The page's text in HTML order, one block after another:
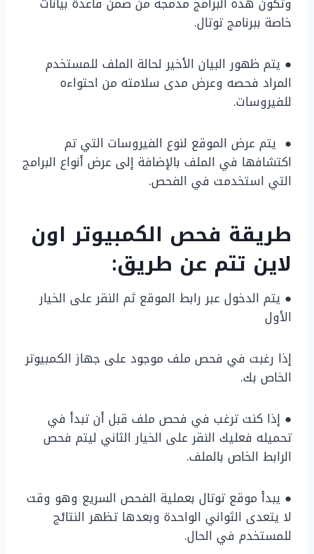
خاصة ببرنامج توتال.
● يتم ظهور البيان الأخير لحالة الملف للمستخدم
المراد فحصه وعرض مدى سلامته من احتواءه
للفيروسات.
● يتم عرض الموقع لنوع الفيروسات التي تم
اكتشافها في الملف بالإضافة إلى عرض أنواع البرامج
التي استخدمت في الفحص.
طريقة فحص الكمبيوتر اون
لاين تتم عن طريق:
● يتم الدخول عبر رابط الموقع ثم النقر على الخيار
الأول
إذا رغبت في فحص ملف موجود على جهاز الكمبيوتر
الخاص بك.
● إذا كنت ترغب في فحص ملف قبل أن تبدأ في
تحميله فعليك النقر على الخيار الثاني ليتم فحص
الرابط الخاص بالملف.
● يبدأ موقع توتال بعملية الفحص السريع وهو وقت
لا يتعدى الثواني الواحدة وبعدها تظهر النتائج
للمستخدم في الحال.